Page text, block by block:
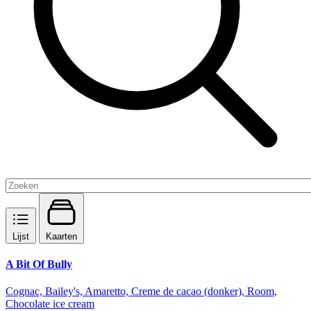
Lijst Kaarten
A Bit Of Bully
Cognac, Bailey's, Amaretto, Creme de cacao (donker), Room,
Chocolate ice cream